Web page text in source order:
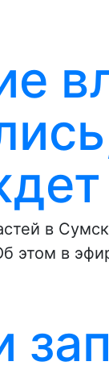
в
этом в